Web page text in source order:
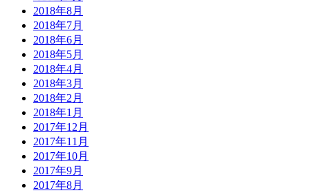
2018年8月
2018年7月
2018年6月
2018年5月
2018年4月
2018年3月
2018年2月
2018年1月
2017年12月
2017年11月
2017年10月
2017年9月
2017年8月